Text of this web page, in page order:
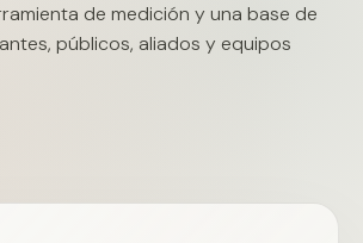
de medición y una base de
públicos, aliados y equipos